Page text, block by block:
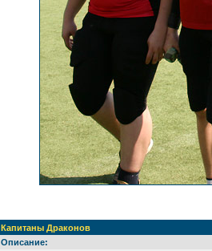
Капитаны Драконов
Описание: